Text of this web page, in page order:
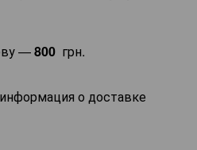
—800 грн.
о доставке